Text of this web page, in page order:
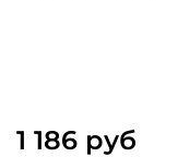
1 186 руб